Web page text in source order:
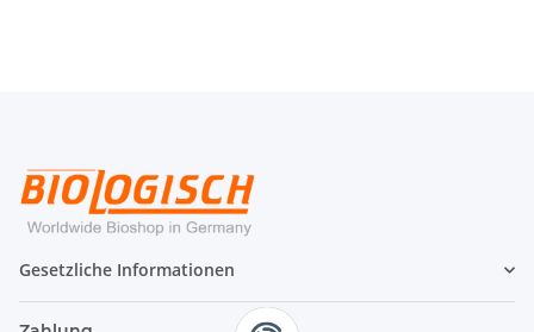
Gesetzliche Informationen